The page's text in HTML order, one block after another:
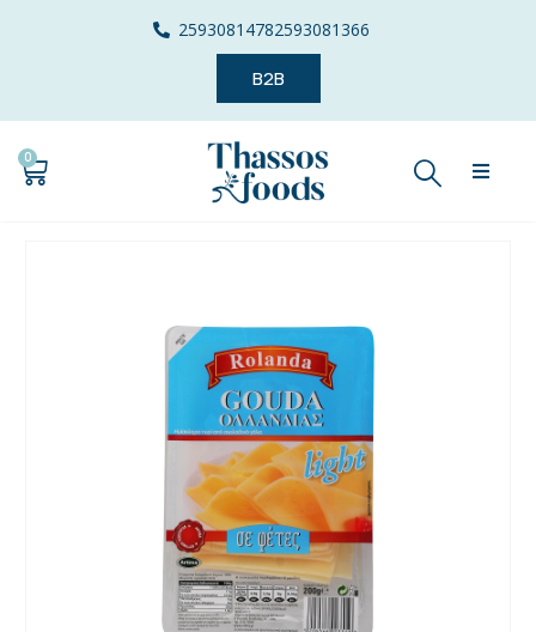
25930814782593081366
B2B
0